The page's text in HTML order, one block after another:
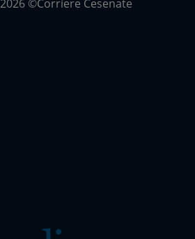
©Corriere Cesenate